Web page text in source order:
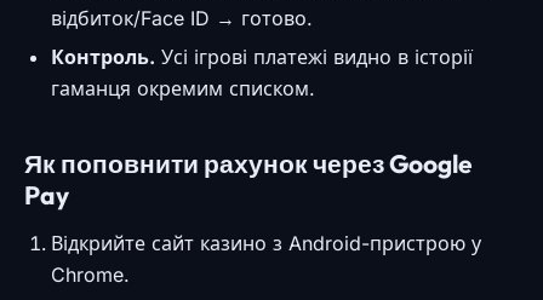
відбиток/Face ID → готово.
Контроль. Усі ігрові платежі видно в історії
гаманця окремим списком.
Як поповнити рахунок через Google
Pay
Відкрийте сайт казино з Android-пристрою у
Chrome.